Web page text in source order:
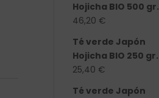
Hojicha BIO 500 gr.
46,20 €
Té verde Japón
Hojicha BIO 250 gr.
25,40 €
Té verde Japón